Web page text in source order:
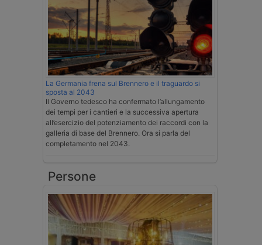
La Germania frena sul Brennero e il traguardo si
sposta al 2043
Il Governo tedesco ha confermato l’allungamento
dei tempi per i cantieri e la successiva apertura
all’esercizio del potenziamento dei raccordi con la
galleria di base del Brennero. Ora si parla del
completamento nel 2043.
Persone